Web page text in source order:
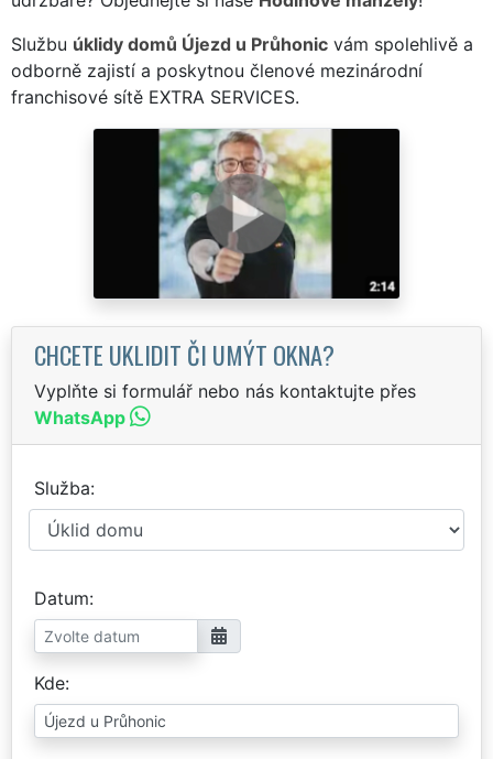
Službu úklidy domů Újezd u Průhonic vám spolehlivě a
odborně zajistí a poskytnou členové mezinárodní
franchisové sítě EXTRA SERVICES.
CHCETE UKLIDIT ČI UMÝT OKNA?
Vyplňte si formulář nebo nás kontaktujte přes
WhatsApp
Služba
Datum
Kde